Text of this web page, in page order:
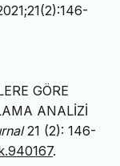
GÖRE
ANALİZİ
21 (2): 146-
.